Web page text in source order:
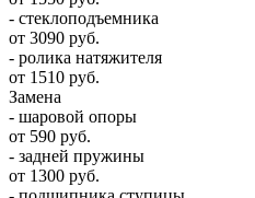
- стеклоподъемника
от 3090 руб.
- ролика натяжителя
от 1510 руб.
Замена
- шаровой опоры
от 590 руб.
- задней пружины
от 1300 руб.